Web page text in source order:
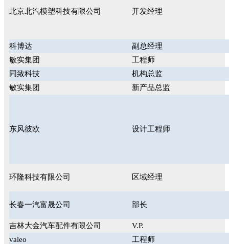
北京北汽模塑科技有限公司 开发经理
科博达
副总经理
敏实集团
工程师
同致科技
机构总监
敏实集团
新产品总监
东风彼欧 设计工程师
环隆科技有限公司 区域经理
长春一汽富晟公司 部长
吉林大金汽车配件有限公司
V.P.
valeo
工程师